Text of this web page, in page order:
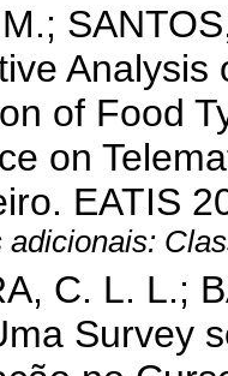
Analysis
of Food
on
EATIS
adicionais:
C. L. L.;
Survey